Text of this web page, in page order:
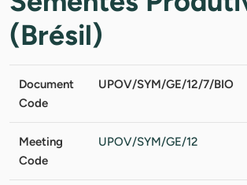
(Brésil)
Document
Code
UPOV/SYM/GE/12/7/BIO
Meeting
Code
UPOV/SYM/GE/12